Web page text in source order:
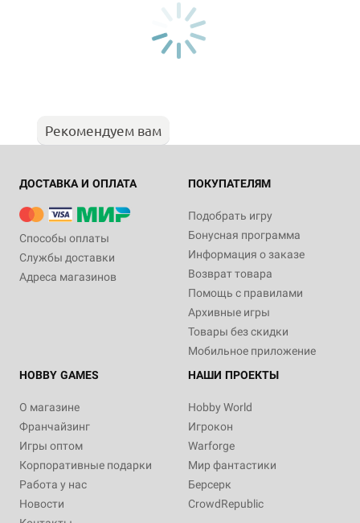
Рекомендуем вам
ДОСТАВКА И ОПЛАТА
Способы оплаты
Службы доставки
Адреса магазинов
ПОКУПАТЕЛЯМ
Подобрать игру
Бонусная программа
Информация о заказе
Возврат товара
Помощь с правилами
Архивные игры
Товары без скидки
Мобильное приложение
HOBBY GAMES
О магазине
Франчайзинг
Игры оптом
Корпоративные подарки
Работа у нас
Новости
НАШИ ПРОЕКТЫ
Hobby World
Игрокон
Warforge
Мир фантастики
Берсерк
CrowdRepublic